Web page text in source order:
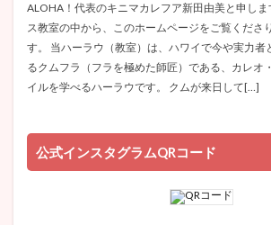
ALOHA！代表のキニマカレフア新田由美と申し
ス教室の中から、このホームページをご覧くださ
す。 当ハーラウ（教室）は、ハワイで今や実力者
るクムフラ（フラを極めた師匠）である、カレオ
イルを学べるハーラウです。 クムが来日して[…]
公式インスタグラムQRコード